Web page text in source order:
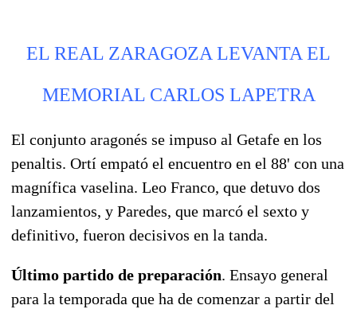
EL REAL ZARAGOZA LEVANTA EL
MEMORIAL CARLOS LAPETRA
El conjunto aragonés se impuso al Getafe en los
penaltis. Ortí empató el encuentro en el 88' con una
magnífica vaselina. Leo Franco, que detuvo dos
lanzamientos, y Paredes, que marcó el sexto y
definitivo, fueron decisivos en la tanda.
Último partido de preparación. Ensayo general
para la temporada que ha de comenzar a partir del